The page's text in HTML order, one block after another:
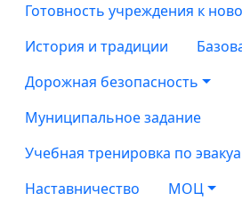
Готовность учреждения к
История и традиции
Дорожная безопасность
Муниципальное задание
Учебная тренировка по
Наставничество
МОЦ